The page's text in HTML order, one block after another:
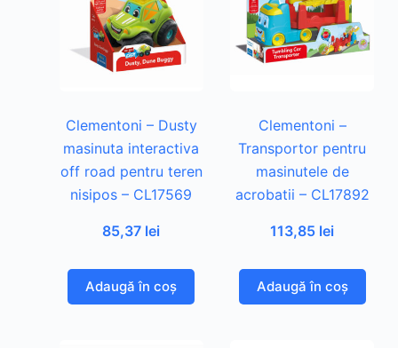
Clementoni – Dusty
masinuta interactiva
off road pentru teren
nisipos – CL17569
85,37 lei
Adaugă în coș
Clementoni –
Transportor pentru
masinutele de
acrobatii – CL17892
113,85 lei
Adaugă în coș